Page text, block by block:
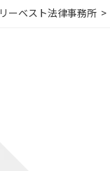
ーベスト法律事務所